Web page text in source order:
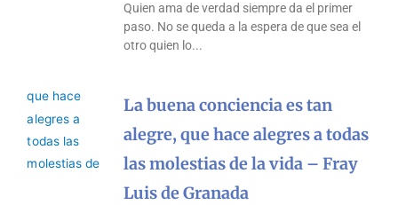
Quien ama de verdad siempre da el primer
paso. No se queda a la espera de que sea el
otro quien lo
La buena conciencia es tan
alegre, que hace alegres a todas
las molestias de la vida – Fray
Luis de Granada